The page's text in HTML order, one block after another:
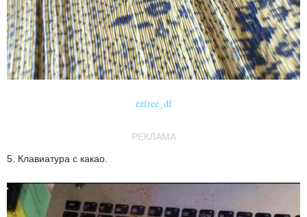
ezfree_df
РЕКЛАМА
5. Клавиатура с какао.